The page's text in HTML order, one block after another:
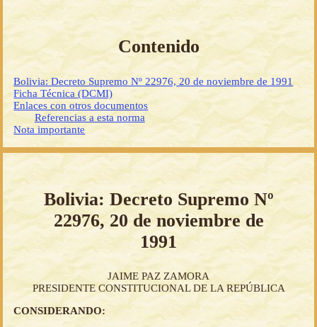
Contenido
Bolivia: Decreto Supremo Nº 22976, 20 de noviembre de 1991
Ficha Técnica (DCMI)
Enlaces con otros documentos
Referencias a esta norma
Nota importante
Bolivia: Decreto Supremo Nº
22976, 20 de noviembre de
1991
JAIME PAZ ZAMORA
PRESIDENTE CONSTITUCIONAL DE LA REPÚBLICA
CONSIDERANDO: